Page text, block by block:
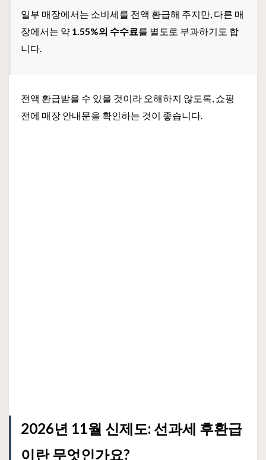
일부 매장에서는 소비세를 전액 환급해 주지만, 다른 매
장에서는 약 1.55%의 수수료를 별도로 부과하기도 합
니다.
전액 환급받을 수 있을 것이라 오해하지 않도록, 쇼핑
전에 매장 안내문을 확인하는 것이 좋습니다.
2026년 11월 신제도: 선과세 후환급
이란 무엇인가요?